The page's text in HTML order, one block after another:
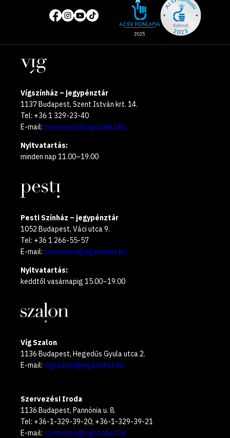
Közösségi
média
oldalak
of
year
Helyszínek
Vígszínház – jegypénztár
1137 Budapest, Szent István krt. 14.
Tel: +36 1 329-23-40
E-mail: szervezes@vigszinhaz.hu
Nyitvatartás:
minden nap 11.00–19.00
Pesti Színház – jegypénztár
1052 Budapest, Váci utca 9.
Tel: +36 1 266-55-57
E-mail: szervezes@vigszinhaz.hu
Nyitvatartás:
keddtől vasárnapig 15.00–19.00
Víg Szalon
1136 Budapest, Hegedűs Gyula utca 2.
E-mail: vigszalon@vigszinhaz.hu
Szervezési Iroda
1136 Budapest, Pannónia u. 8.
Tel: +36-1-329-39-20; +36-1-329-39-21
E-mail: szervezes@vigszinhaz.hu